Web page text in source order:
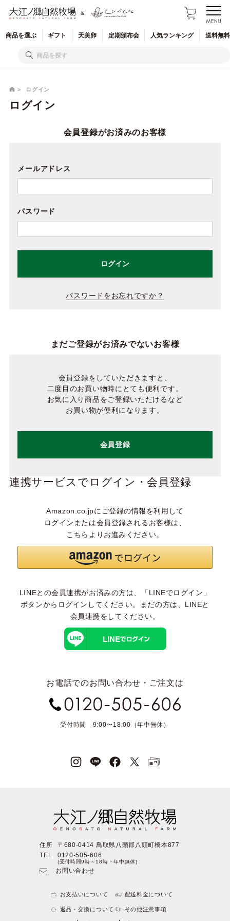
&
商品を選ぶ ギフト 天美卵 定期頒布会 人気ランキング 送料無
ログイン
ログイン
会員登録がお済みのお客様
メールアドレス
パスワード
ログイン
パスワードをお忘れですか？
まだご登録がお済みでないお客様
会員登録をしていただきますと、
二度目のお買い物時にとても便利です。
お気に入り商品をご登録いただけるなど
お買い物が便利になります。
会員登録
連携サービスでログイン・会員登録
Amazon.co.jpにご登録の情報を利用して
ログインまたは会員登録されるお客様は、
こちらよりお進みください。
LINEとの会員連携がお済みの方は、「LINEでログイン」
ボタンからログインしてください。まだの方は、 LINEと
会員連携をしてください。
お電話でのお問い合わせ・ご注文は
受付時間 9:00〜18:00（年中無休）
住所
〒680-0414 鳥取県八頭郡八頭町橋本877
TEL
0120-505-606
(受付時間9時～18時・年中無休)
お問い合わせ
お支払いについて 配送料金について
返品・交換について その他注意事項